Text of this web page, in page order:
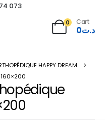
073
0 Cart
د.ت0
HAPPY DREAM
160×200